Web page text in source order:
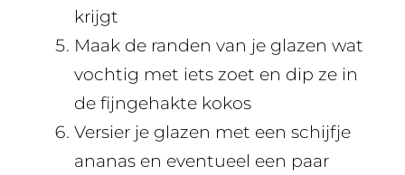
krijgt
Maak de randen van je glazen wat
vochtig met iets zoet en dip ze in
de fijngehakte kokos
Versier je glazen met een schijfje
ananas en eventueel een paar